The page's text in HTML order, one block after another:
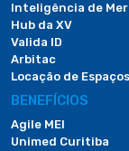
Inteligência de
Hub da XV
Valida ID
Arbitac
Locação de Espaços
BENEFÍCIOS
Agile MEI
Unimed Curitiba